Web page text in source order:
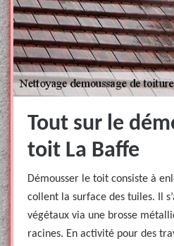
Tout sur le
toit La Baffe
Démousser le toit consiste à
collent la surface des tuiles. Il
végétaux via une brosse
racines. En activité pour des